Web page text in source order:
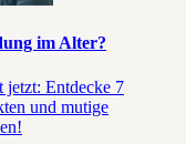
im Alter?
jetzt: Entdecke 7
und mutige